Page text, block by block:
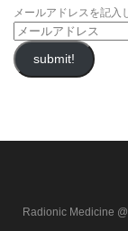
メールアドレスを記入
メ
ー
ル
ア
submit!
Radionic Medicine